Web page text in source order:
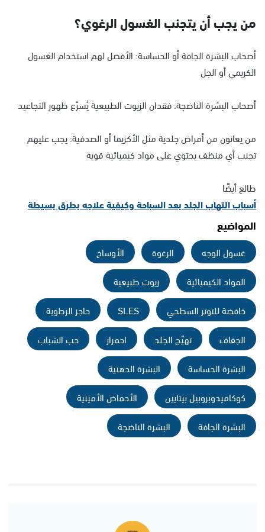
من يجب أن يتجنب الغسول الرغوي؟
أصحاب البشرة الجافة أو الحساسة: الأفضل لهم استخدام الغسول
الكريمي أو الجل
أصحاب البشرة الناضجة: فقدان الزيوت الطبيعية يُسرّع ظهور التجاعيد
من يعانون من أمراض جلدية مثل الأكزيما أو الصدفية: يجب عليهم
تجنب أي منظف يحتوي على مواد كيميائية قوية
طالع أيضًا
أسباب التهاب الجلد بعد السباحة وكيفية علاجه بطرق بسيطة
المواضيع
غسول الوجه الرغوة
الأوساخ
المواد الكيميائية
زيوت طبيعية
خافضة للتوتر السطحي
SLES
حاجز الرطوبة
الجفاف
تهيّج الجلد احمرار
حب الشباب
البشرة الحساسة
البشرة الدهنية
كوكاميدوبروبيل بيتايين
الأحماض الأمينية
البشرة الجافة
البشرة الناضجة